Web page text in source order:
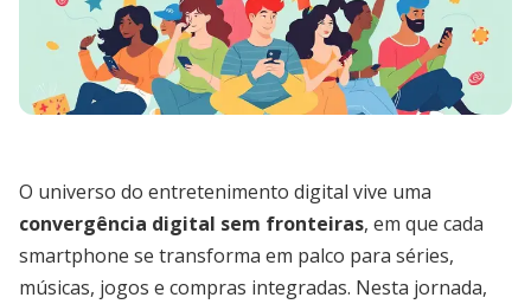
O universo do entretenimento digital vive uma
convergência digital sem fronteiras, em que cada
smartphone se transforma em palco para séries,
músicas, jogos e compras integradas. Nesta jornada,